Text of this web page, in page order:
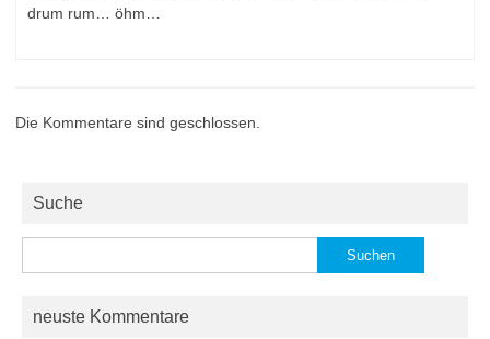
drum rum… öhm…
Die Kommentare sind geschlossen.
Suche
nach:
neuste Kommentare